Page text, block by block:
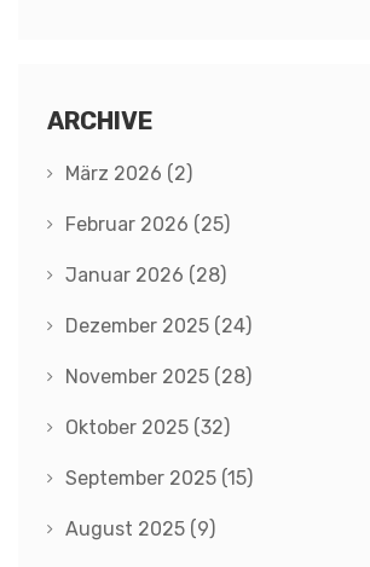
ARCHIVE
März 2026 (2)
Februar 2026 (25)
Januar 2026 (28)
Dezember 2025 (24)
November 2025 (28)
Oktober 2025 (32)
September 2025 (15)
August 2025 (9)